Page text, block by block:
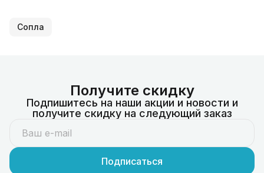
Сопла
Получите скидку
Подпишитесь на наши акции и новости и
получите скидку на следующий заказ
Подписаться